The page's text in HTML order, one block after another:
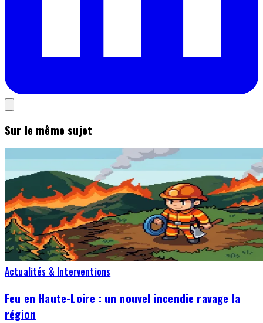
Sur le même sujet
Actualités & Interventions
Feu en Haute-Loire : un nouvel incendie ravage la
région